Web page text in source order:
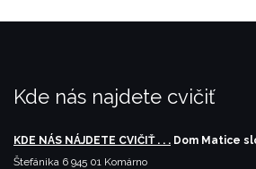
Kde nás najdete cvičiť
KDE NÁS NÁJDETE CVIČIŤ . . . Dom Matice
Štefánika 6 945 01 Komárno